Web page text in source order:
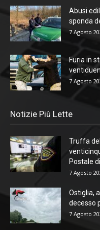
Abusi
sponda
7 Agosto
Furia in
7 Agosto
Notizie Più Lette
Truffa
Postale
7 Agosto
Ostiglia,
decesso
7 Agosto